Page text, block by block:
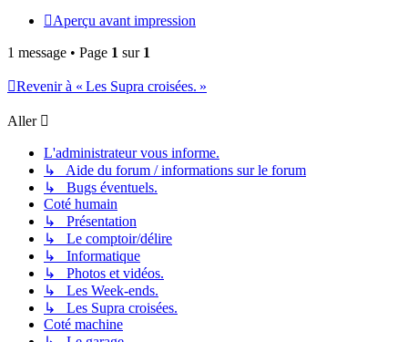
Aperçu avant impression
1 message • Page 1 sur 1
Revenir à « Les Supra croisées. »
Aller
L'administrateur vous informe.
↳ Aide du forum / informations sur le forum
↳ Bugs éventuels.
Coté humain
↳ Présentation
↳ Le comptoir/délire
↳ Informatique
↳ Photos et vidéos.
↳ Les Week-ends.
↳ Les Supra croisées.
Coté machine